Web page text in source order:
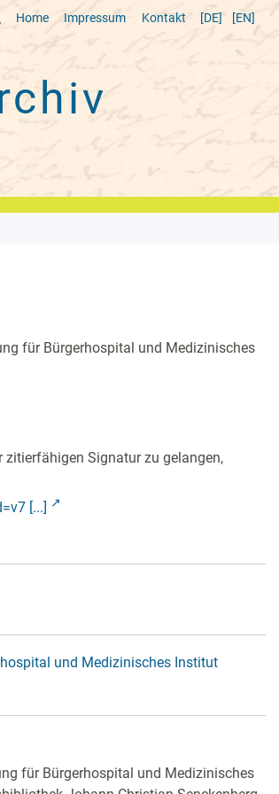
Home Impressum Kontakt [DE] [EN]
für Bürgerhospital und Medizinisches
zitierfähigen Signatur zu gelangen,
[...]
und Medizinisches Institut
für Bürgerhospital und Medizinisches